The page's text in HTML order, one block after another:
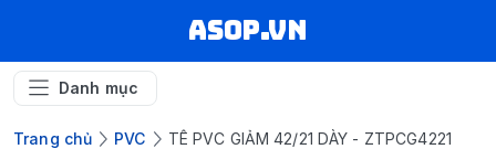
asop.vn
Danh mục
Trang chủ PVC TÊ PVC GIẢM 42/21 DÀY - ZTPCG4221